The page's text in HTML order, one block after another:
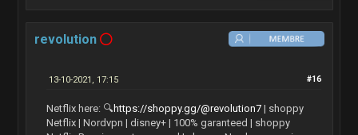
revolution
#16
13-10-2021, 17:15
Netflix here: 🔍 https://shoppy.gg/@revolution7| shoppy
Netflix | Nordvpn | disney+ | 100% garanteed | shoppy